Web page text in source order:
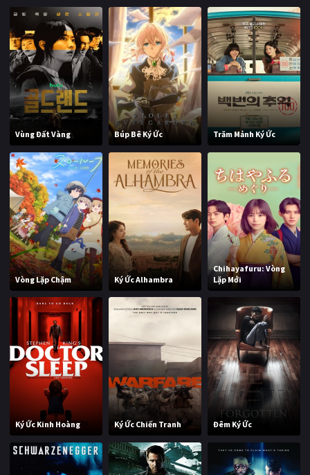
Vùng Đất Vàng Búp Bê Ký Ức Trăm Mảnh Ký Ức
Vòng Lặp Chậm Ký Ức Alhambra
Chihayafuru: Vòng
Lặp Mới
Ký Ức Kinh Hoàng Ký Ức Chiến Tranh Đêm Ký Ức